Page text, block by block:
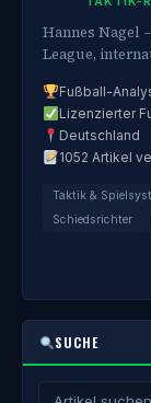
Hannes Nagel
League,
Fußball-
Lizenzierter
Deutschland
1052 Artikel
Taktik &
Schiedsrichter
SUCHE